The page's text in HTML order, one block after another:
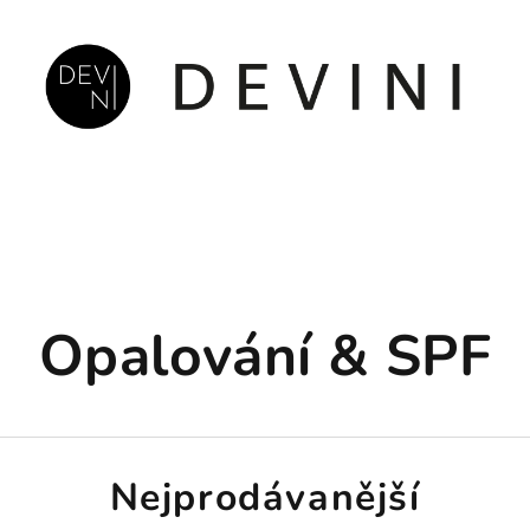
Opalování & SPF
Nejprodávanější